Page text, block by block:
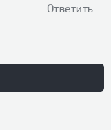
Ответить